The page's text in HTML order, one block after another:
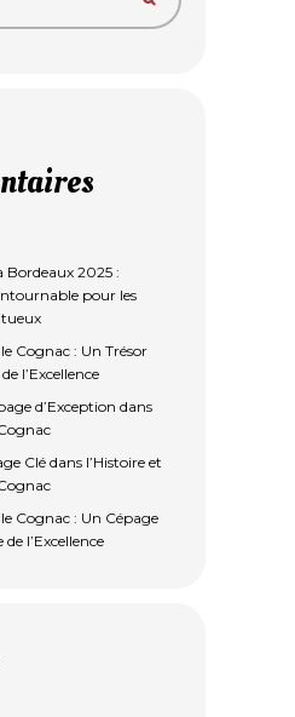
Bordeaux 2025 :
pour les
Cognac : Un Trésor
l’Excellence
d’Exception dans
Clé dans l’Histoire et
Cognac : Un Cépage
l’Excellence